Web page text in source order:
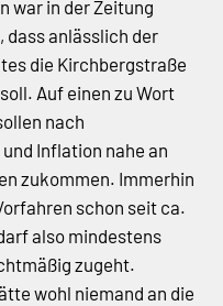
war in der Zeitung
dass anlässlich der
die Kirchbergstraße
Auf einen zu Wort
nach
Inflation nahe an
zukommen. Immerhin
schon seit ca.
also mindestens
zugeht.
wohl niemand an die